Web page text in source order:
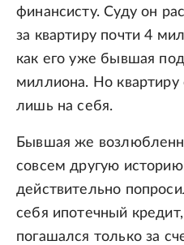
финансисту. Суду он
за квартиру почти 4
как его уже бывшая
миллиона. Но квартиру
лишь на себя.
Бывшая же
совсем другую
действительно
себя ипотечный
погашался только за